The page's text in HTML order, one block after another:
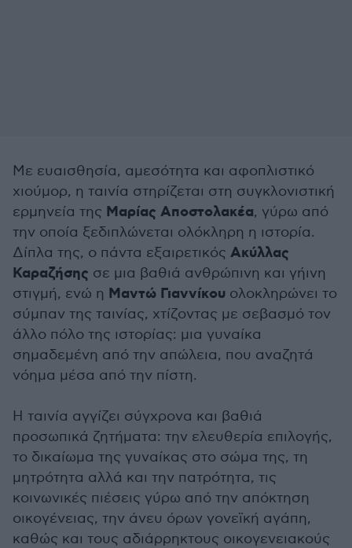
Με ευαισθησία, αμεσότητα και αφοπλιστικό
χιούμορ, η ταινία στηρίζεται στη συγκλονιστική
ερμηνεία της Μαρίας Αποστολακέα, γύρω από
την οποία ξεδιπλώνεται ολόκληρη η ιστορία.
Δίπλα της, ο πάντα εξαιρετικός Ακύλλας
Καραζήσης σε μια βαθιά ανθρώπινη και γήινη
στιγμή, ενώ η Μαντώ Γιαννίκου ολοκληρώνει το
σύμπαν της ταινίας, χτίζοντας με σεβασμό τον
άλλο πόλο της ιστορίας: μια γυναίκα
σημαδεμένη από την απώλεια, που αναζητά
νόημα μέσα από την πίστη.
Η ταινία αγγίζει σύγχρονα και βαθιά
προσωπικά ζητήματα: την ελευθερία επιλογής,
το δικαίωμα της γυναίκας στο σώμα της, τη
μητρότητα αλλά και την πατρότητα, τις
κοινωνικές πιέσεις γύρω από την απόκτηση
οικογένειας, την άνευ όρων γονεϊκή αγάπη,
καθώς και τους αδιάρρηκτους οικογενειακούς